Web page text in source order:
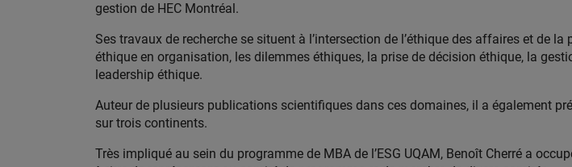
gestion de HEC Montréal.
Ses travaux de recherche se situent à l’intersection de l’éthique des affaires et
éthique en organisation, les dilemmes éthiques, la prise de décision éthique, la
leadership éthique.
Auteur de plusieurs publications scientifiques dans ces domaines, il a également
sur trois continents.
Très impliqué au sein du programme de MBA de l’ESG UQAM, Benoît Cherré a